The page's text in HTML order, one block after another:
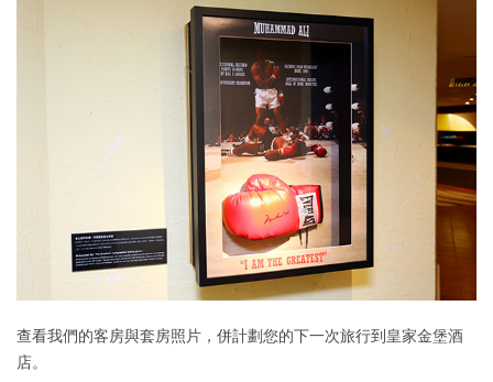
查看我們的客房與套房照片，併計劃您的下一次旅行到皇家金堡酒
店。